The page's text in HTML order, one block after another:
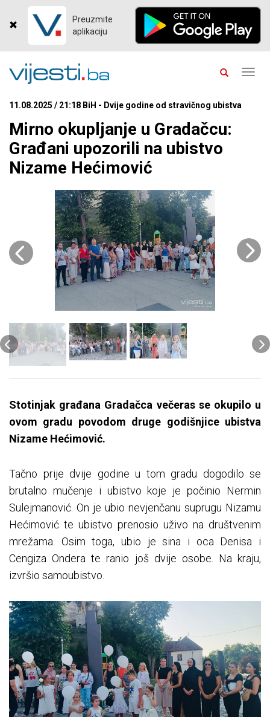
Preuzmite
aplikaciju
11.08.2025 / 21:18 BiH - Dvije godine od stravičnog ubistva
Mirno okupljanje u Gradačcu:
Građani upozorili na ubistvo
Nizame Hećimović
Stotinjak građana Gradačca večeras se okupilo u
ovom gradu povodom druge godišnjice ubistva
Nizame Hećimović.
Tačno prije dvije godine u tom gradu dogodilo se
brutalno mučenje i ubistvo koje je počinio Nermin
Sulejmanović. On je ubio nevjenčanu suprugu Nizamu
Hećimović te ubistvo prenosio uživo na društvenim
mrežama. Osim toga, ubio je sina i oca Denisa i
Cengiza Ondera te ranio još dvije osobe. Na kraju,
izvršio samoubistvo.